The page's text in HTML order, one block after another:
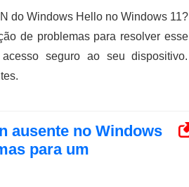
do Windows Hello no Windows 11?
de problemas para resolver esse
seguro ao seu dispositivo.
ausente no Windows
para um